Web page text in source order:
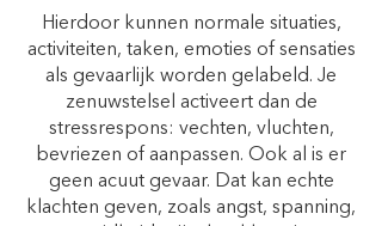
Hierdoor kunnen normale situaties,
activiteiten, taken, emoties of sensaties
als gevaarlijk worden gelabeld. Je
zenuwstelsel activeert dan de
stressrespons: vechten, vluchten,
bevriezen of aanpassen. Ook al is er
geen acuut gevaar. Dat kan echte
klachten geven, zoals angst, spanning,